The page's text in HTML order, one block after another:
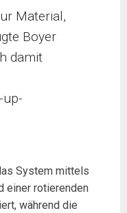
Material,
Boyer
damit
up-
System mittels
einer rotierenden
während die